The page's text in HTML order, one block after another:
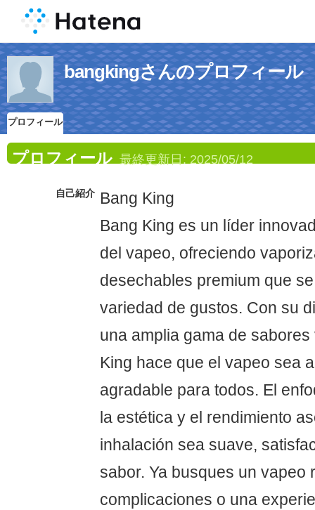
bangkingさんのプロフィール
プロフィール
プロフィール 最終更新日: 2025/05/12
自己紹介 Bang King
Bang King es un líder
del vapeo, ofreciendo
desechables premium que
variedad de gustos. Con su
una amplia gama de
King hace que el vapeo sea
agradable para todos. El
la estética y el rendimiento
inhalación sea suave,
sabor. Ya busques un vapeo
complicaciones o una